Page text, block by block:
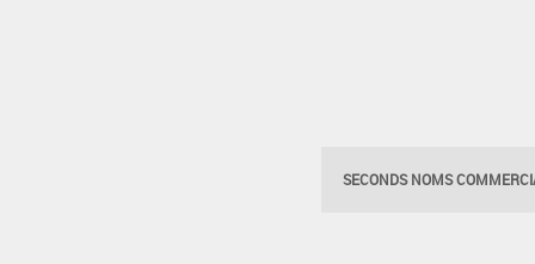
SECONDS NOMS